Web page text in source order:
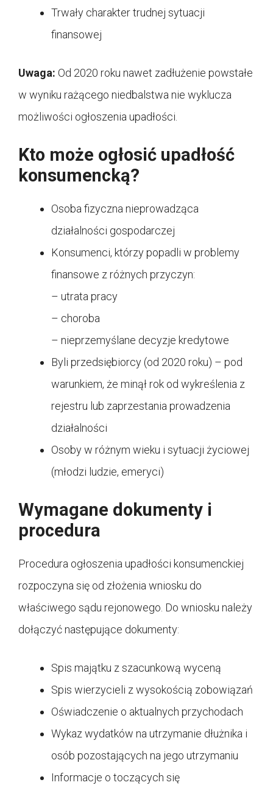
Trwały charakter trudnej sytuacji
finansowej
Uwaga: Od 2020 roku nawet zadłużenie powstałe
w wyniku rażącego niedbalstwa nie wyklucza
możliwości ogłoszenia upadłości.
Kto może ogłosić upadłość
konsumencką?
Osoba fizyczna nieprowadząca
działalności gospodarczej
Konsumenci, którzy popadli w problemy
finansowe z różnych przyczyn:
– utrata pracy
– choroba
– nieprzemyślane decyzje kredytowe
Byli przedsiębiorcy (od 2020 roku) – pod
warunkiem, że minął rok od wykreślenia z
rejestru lub zaprzestania prowadzenia
działalności
Osoby w różnym wieku i sytuacji życiowej
(młodzi ludzie, emeryci)
Wymagane dokumenty i
procedura
Procedura ogłoszenia upadłości konsumenckiej
rozpoczyna się od złożenia wniosku do
właściwego sądu rejonowego. Do wniosku należy
dołączyć następujące dokumenty:
Spis majątku z szacunkową wyceną
Spis wierzycieli z wysokością zobowiązań
Oświadczenie o aktualnych przychodach
Wykaz wydatków na utrzymanie dłużnika i
osób pozostających na jego utrzymaniu
Informacje o toczących się